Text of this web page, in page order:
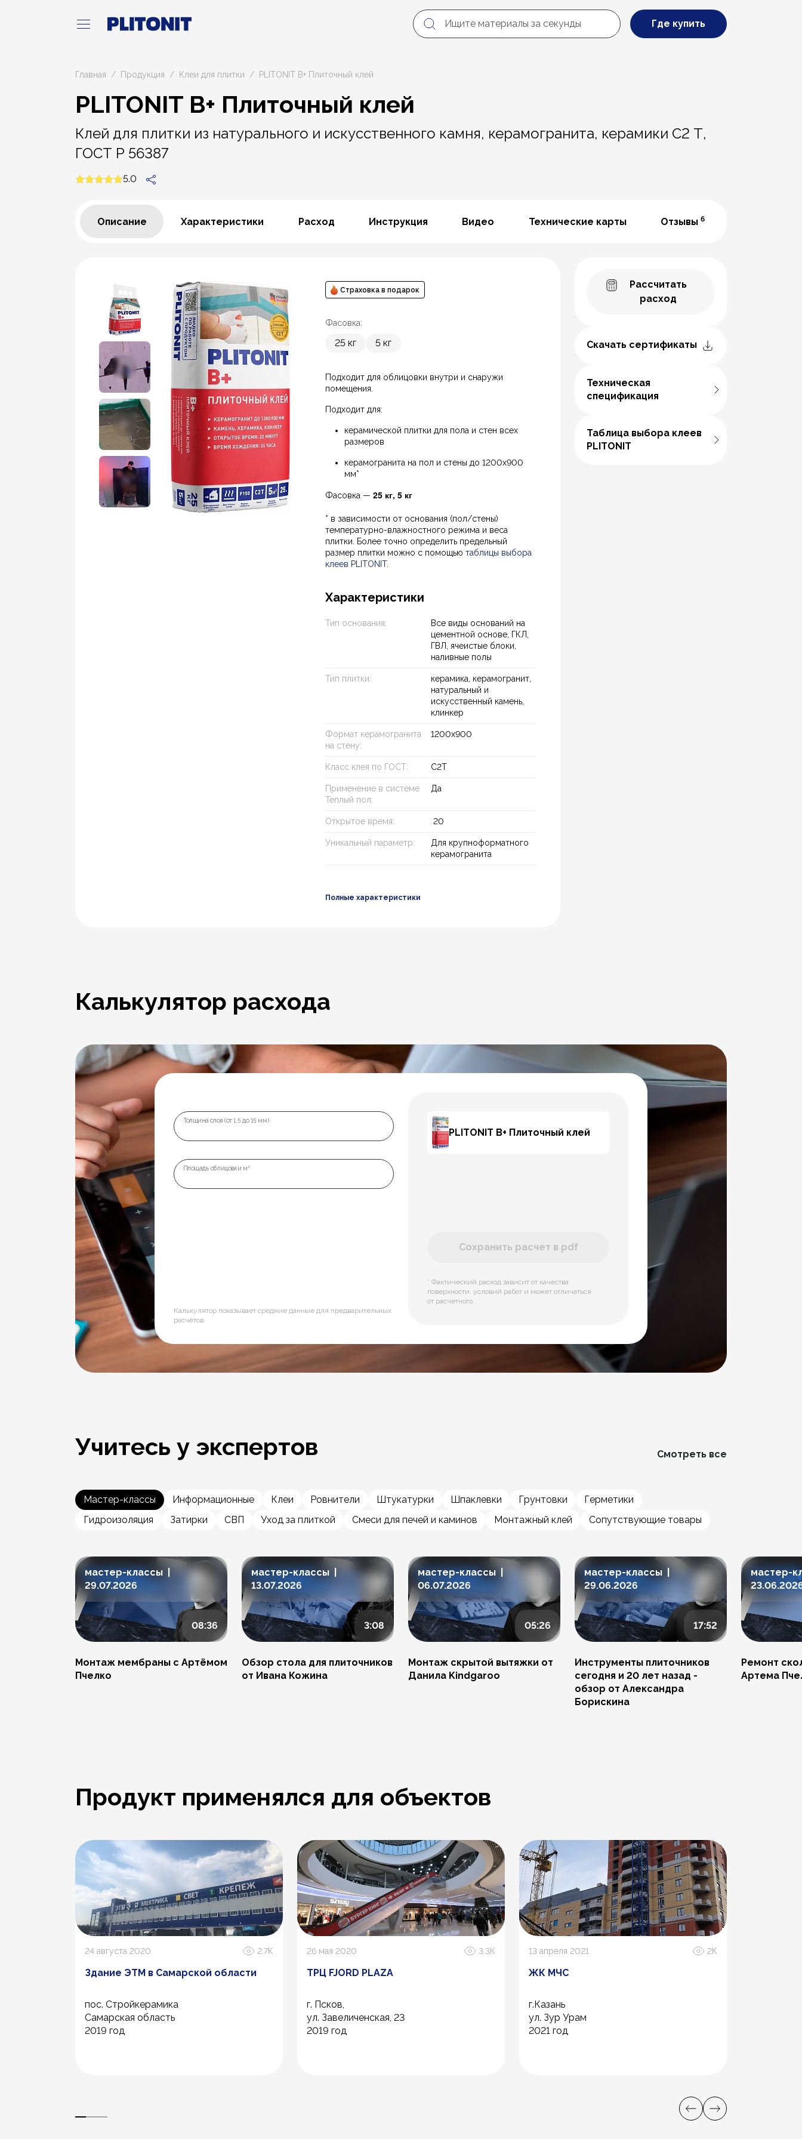
Где купить
Главная Продукция Клеи для плитки PLITONIT В+ Плиточный клей
PLITONIT В+ Плиточный клей
Клей для плитки из натурального и искусственного камня, керамогранита, керамики С2 Т,
ГОСТ Р 56387
5.0
Описание Характеристики Расход Инструкция Видео Технические карты Отзывы6
Страховка в подарок
Фасовка:
25 кг 5 кг
Подходит для облицовки внутри и снаружи
помещения.
Подходит для:
керамической плитки для пола и стен всех
размеров
керамогранита на пол и стены до 1200х900
мм*
Фасовка — 25 кг, 5 кг
* в зависимости от основания (пол/стены)
температурно-влажностного режима и веса
плитки. Более точно определить предельный
размер плитки можно с помощью таблицы выбора
клеев PLITONIT.
Характеристики
Тип основания:
Все виды оснований на
цементной основе, ГКЛ,
ГВЛ, ячеистые блоки,
наливные полы
Тип плитки:
керамика, керамогранит,
натуральный и
искусственный камень,
клинкер
Формат керамогранита
на стену:
1200х900
Класс клея по ГОСТ: C2T
Применение в системе
Теплый пол:
Да
Открытое время: 20
Уникальный параметр:
Для крупноформатного
керамогранита
Полные характеристики
Рассчитать
расход
Скачать сертификаты
Техническая
спецификация
Таблица выбора клеев
PLITONIT
Калькулятор расхода
Толщина слоя (от 1,5 до 15 мм)
Площадь облицовки м²
Калькулятор показывает средние данные для предварительных
расчётов.
PLITONIT В+ Плиточный клей
Сохранить расчет в pdf
* Фактический расход зависит от качества
поверхности, условий работ и может отличаться
от расчетного.
Учитесь у экспертов Смотреть все
Мастер-классы Информационные Клеи Ровнители Штукатурки Шпаклевки Грунтовки
Герметики
Гидроизоляция
Затирки СВП Уход за плиткой Смеси для печей и каминов Монтажный клей Сопутствующие товары
мастер-классы |
29.07.2026
08:36
Монтаж мембраны с Артёмом
Пчелко
мастер-классы |
13.07.2026
3:08
Обзор стола для плиточников
от Ивана Кожина
мастер-классы |
06.07.2026
05:26
Монтаж скрытой вытяжки от
Данила Kindgaroo
мастер-классы |
29.06.2026
17:52
Инструменты плиточников
сегодня и 20 лет назад -
обзор от Александра
Борискина
мастер-
Ремонт
Артема
Продукт применялся для объектов
24 августа 2020 2.7К
Здание ЭТМ в Самарской области
пос. Стройкерамика
Самарская область
2019 год
26 мая 2020 3.3К
ТРЦ FJORD PLAZA
г. Псков,
ул. Завеличенская, 23
2019 год
13 апреля 2021 2К
ЖК МЧС
г.Казань
ул. Зур Урам
2021 год